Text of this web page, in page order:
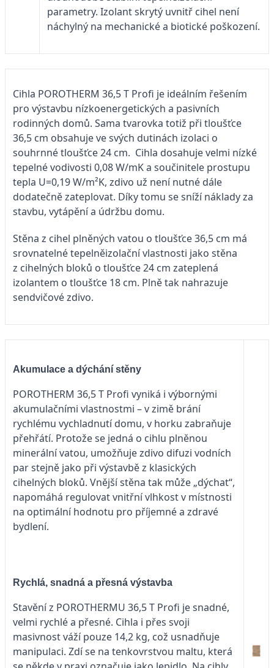
parametry. Izolant skrytý uvnitř cihel není
náchylný na mechanické a biotické poškození.
Cihla POROTHERM 36,5 T Profi je ideálním řešením
pro výstavbu nízkoenergetických a pasivních
rodinných domů. Sama tvarovka totiž při tloušťce
36,5 cm obsahuje ve svých dutinách izolaci o
souhrnné tloušťce 24 cm. Cihla dosahuje velmi nízké
tepelné vodivosti 0,08 W/mK a součinitele prostupu
tepla U=0,19 W/m²K, zdivo už není nutné dále
dodatečně zateplovat. Díky tomu se sníží náklady za
stavbu, vytápění a údržbu domu.
Stěna z cihel plněných vatou o tloušťce 36,5 cm má
srovnatelné tepelněizolační vlastnosti jako stěna
z cihelných bloků o tloušťce 24 cm zateplená
izolantem o tloušťce 18 cm. Plně tak nahrazuje
sendvičové zdivo.
Akumulace a dýchání stěny
POROTHERM 36,5 T Profi vyniká i výbornými
akumulačními vlastnostmi – v zimě brání
rychlému vychladnutí domu, v horku zabraňuje
přehřátí. Protože se jedná o cihlu plněnou
minerální vatou, umožňuje zdivo difuzi vodních
par stejně jako při výstavbě z klasických
cihelných bloků. Vnější stěna tak může „dýchat“,
napomáhá regulovat vnitřní vlhkost v místnosti
na optimální hodnotu pro příjemné a zdravé
bydlení.
Rychlá, snadná a přesná výstavba
Stavění z POROTHERMU 36,5 T Profi je snadné,
velmi rychlé a přesné. Cihla i přes svoji
masivnost váží pouze 14,2 kg, což usnadňuje
manipulaci. Zdí se na tenkovrstvou maltu, která